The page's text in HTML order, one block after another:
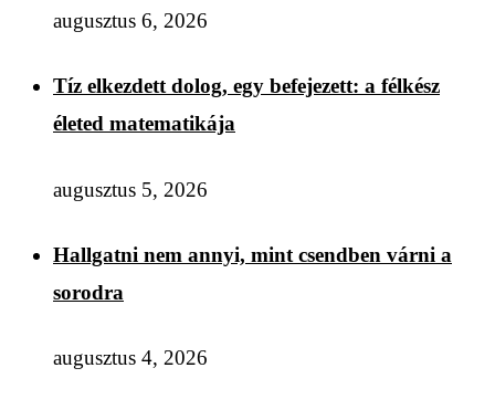
augusztus 6, 2026
Tíz elkezdett dolog, egy befejezett: a félkész
életed matematikája
augusztus 5, 2026
Hallgatni nem annyi, mint csendben várni a
sorodra
augusztus 4, 2026